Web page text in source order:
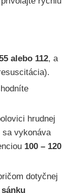
alebo 112, a
hrudnej
sa vykonáva
100 – 120
dotyčnej